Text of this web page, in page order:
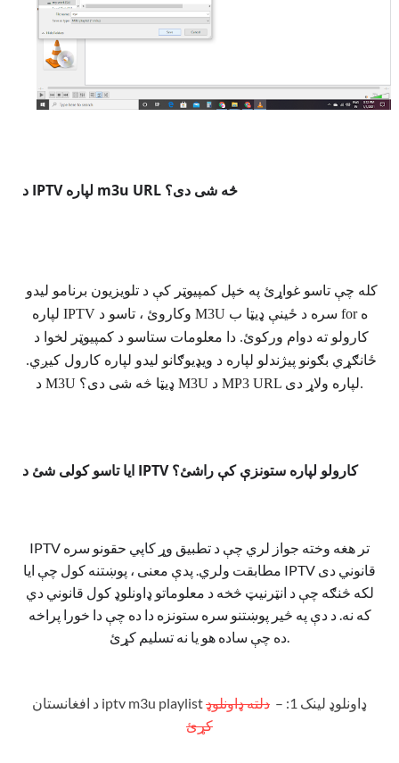
د IPTV لپاره m3u URL څه شی دی؟
لپاره IPTV وکاروئ ، تاسو د M3U سره د ځینې ډیټا ب forه
کارولو ته دوام ورکوئ.
ځانګړي بګونو پیژندلو لپاره د ویډیوګانو لیدو لپاره کارول کیږي.
M3U د MP3 URL لپاره ولاړ دی.
ایا تاسو کولی شئ د IPTV کارولو لپاره ستونزې کې راشئ؟
IPTV تر هغه وخته جواز لري چې د تطبیق وړ کاپي حقونو سره
مطابقت ولري. پدې معنی ، پوښتنه کول چې ایا IPTV قانوني دی
لکه څنګه چې د انټرنیټ څخه د معلوماتو ډاونلوډ کول قانوني دي
که نه.د دې په څیر پوښتنو سره ستونزه دا ده چې دا خورا پراخه
ده چې ساده هو یا نه تسلیم کړئ.
د افغانستان iptv m3u playlist ډاونلوډ لینک 1: –
دلته ډاونلوډ
کړئ